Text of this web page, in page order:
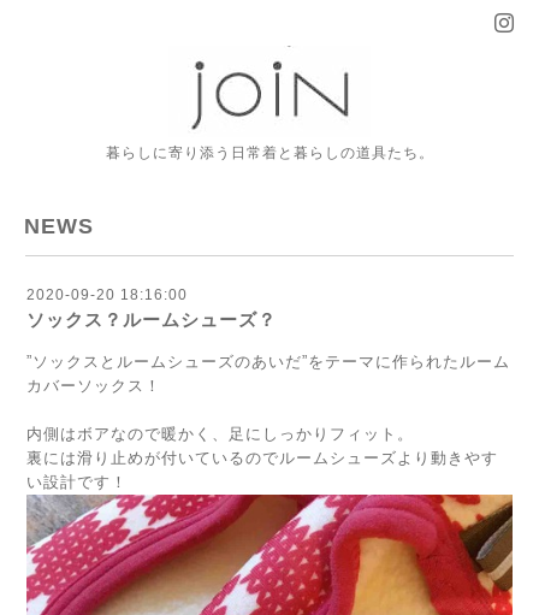
暮らしに寄り添う日常着と暮らしの道具たち。
NEWS
2020-09-20 18:16:00
ソックス？ルームシューズ？
”ソックスとルームシューズのあいだ”をテーマに作られたルーム
カバーソックス！
内側はボアなので暖かく、足にしっかりフィット。
裏には滑り止めが付いているのでルームシューズより動きやす
い設計です！